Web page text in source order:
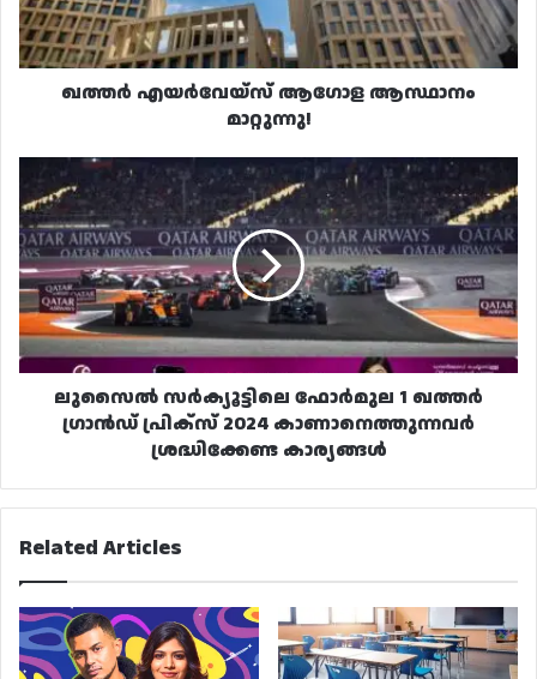
ഖത്തർ എയർവേയ്‌സ് ആഗോള ആസ്ഥാനം
മാറ്റുന്നു!
ലുസൈൽ
സർക്യൂട്ടിലെ
ഫോർമുല
1
ഖത്തർ
ഗ്രാൻഡ്
പ്രിക്‌സ്
2024
കാണാനെത്തുന്നവർ
ശ്രദ്ധിക്കേണ്ട
കാര്യങ്ങൾ
ലുസൈൽ സർക്യൂട്ടിലെ ഫോർമുല 1 ഖത്തർ
ഗ്രാൻഡ് പ്രിക്‌സ് 2024 കാണാനെത്തുന്നവർ
ശ്രദ്ധിക്കേണ്ട കാര്യങ്ങൾ
Related Articles